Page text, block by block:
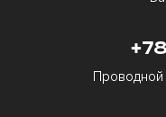
Проводной